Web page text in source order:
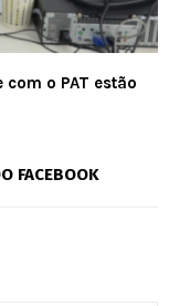
o PAT estão
FACEBOOK